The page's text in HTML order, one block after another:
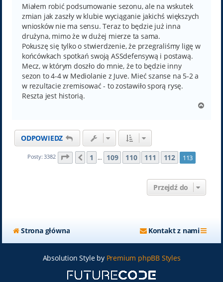
t
Miałem robić podsumowanie sezonu, ale na wskutek
zmian jak zaszły w klubie wyciąganie jakichś większych
wniosków nie ma sensu. Teraz to będzie już inna
drużyna, mimo że w dużej mierze ta sama.
Pokuszę się tylko o stwierdzenie, że przegraliśmy ligę w
końcówkach spotkań swoją ASSdefensywą i postawą.
Mecz, w którym doszło do mnie, że to będzie inny
sezon to 4-4 w Mediolanie z Juve. Mieć szanse na 5-2 a
w rezultacie zremisować - to zostawiło sporą rysę.
Reszta jest historią.
ODPOWIEDZ
Posty: 3382 Strona 113 z113
Poprzednia
1 … 109 110 111 112 113
Przejdź do
Strona główna Kontakt z nami
Absolution Style by Premium phpBB Styles